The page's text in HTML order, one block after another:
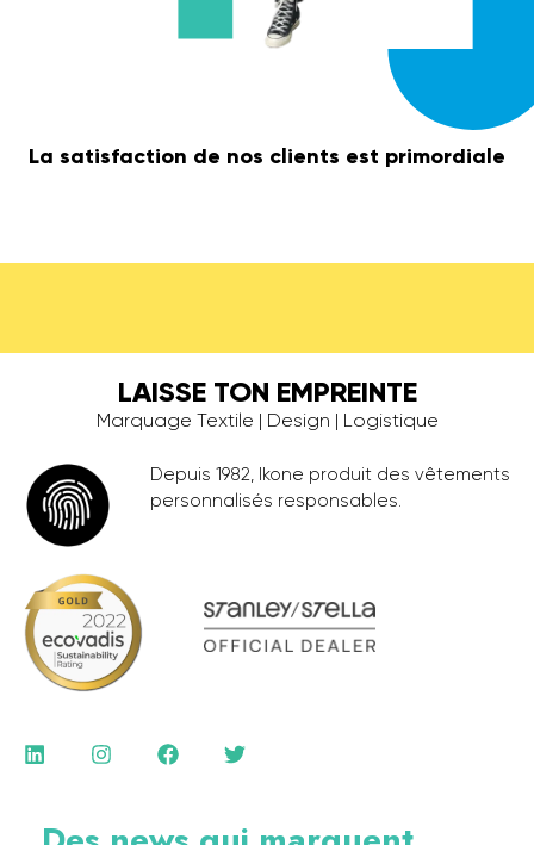
La satisfaction de nos clients est primordiale
LAISSE TON EMPREINTE
Marquage Textile | Design | Logistique
Depuis 1982, Ikone produit des vêtements
personnalisés responsables.